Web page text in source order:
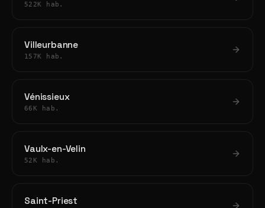
522K hab.
Villeurbanne
157K hab.
Vénissieux
66K hab.
Vaulx-en-Velin
52K hab.
Saint-Priest